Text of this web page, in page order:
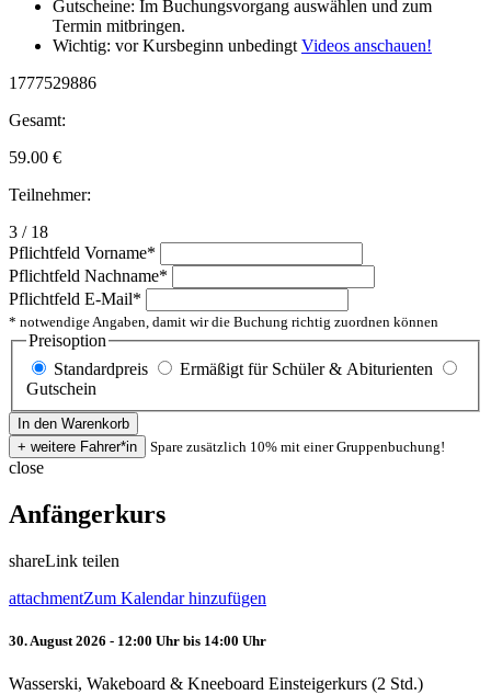
Gutscheine: Im Buchungsvorgang auswählen und zum
Termin mitbringen.
Wichtig: vor Kursbeginn unbedingtVideos anschauen!
1777529886
Gesamt:
59.00 €
Teilnehmer:
3 / 18
Pflichtfeld Vorname*
Pflichtfeld Nachname*
Pflichtfeld E-Mail*
* notwendige Angaben, damit wir die Buchung richtig zuordnen können
Preisoption
Standardpreis
Ermäßigt für Schüler & Abiturienten
Gutschein
Spare zusätzlich 10% mit einer Gruppenbuchung!
close
Anfängerkurs
shareLink teilen
attachmentZum Kalendar hinzufügen
30. August 2026 - 12:00 Uhr bis 14:00 Uhr
Wasserski, Wakeboard & Kneeboard Einsteigerkurs (2 Std.)